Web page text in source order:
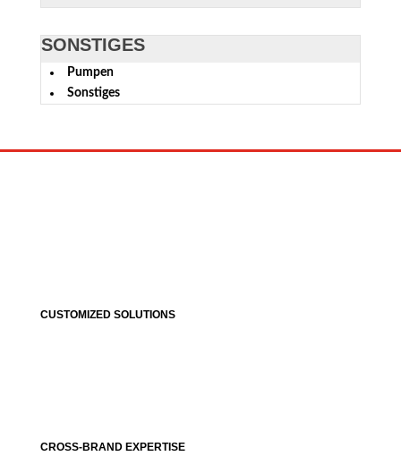
SONSTIGES
Pumpen
Sonstiges
CUSTOMIZED SOLUTIONS
CROSS-BRAND EXPERTISE